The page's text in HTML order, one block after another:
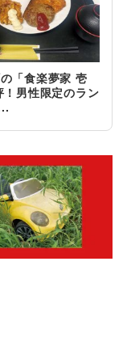
「食楽夢家 壱
！男性限定のラン